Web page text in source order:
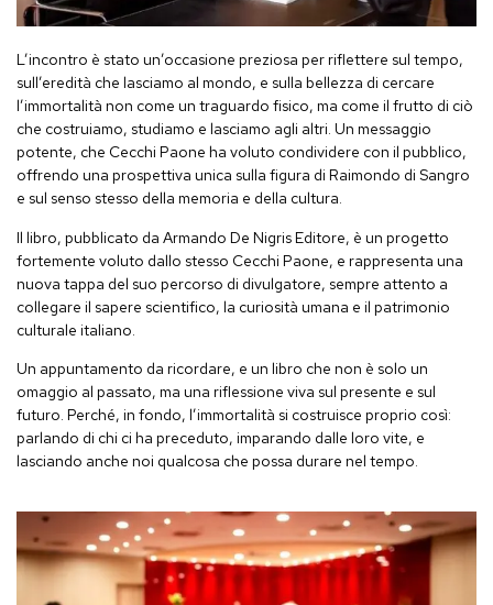
L’incontro è stato un’occasione preziosa per riflettere sul tempo,
sull’eredità che lasciamo al mondo, e sulla bellezza di cercare
l’immortalità non come un traguardo fisico, ma come il frutto di ciò
che costruiamo, studiamo e lasciamo agli altri. Un messaggio
potente, che Cecchi Paone ha voluto condividere con il pubblico,
offrendo una prospettiva unica sulla figura di Raimondo di Sangro
e sul senso stesso della memoria e della cultura.
Il libro, pubblicato da Armando De Nigris Editore, è un progetto
fortemente voluto dallo stesso Cecchi Paone, e rappresenta una
nuova tappa del suo percorso di divulgatore, sempre attento a
collegare il sapere scientifico, la curiosità umana e il patrimonio
culturale italiano.
Un appuntamento da ricordare, e un libro che non è solo un
omaggio al passato, ma una riflessione viva sul presente e sul
futuro. Perché, in fondo, l’immortalità si costruisce proprio così:
parlando di chi ci ha preceduto, imparando dalle loro vite, e
lasciando anche noi qualcosa che possa durare nel tempo.